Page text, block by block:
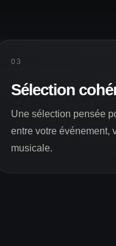
03
Sélection
Une sélection pensée
entre votre événement,
musicale.